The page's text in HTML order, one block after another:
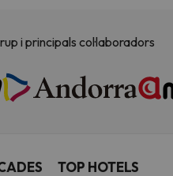
i principals col·laboradors
TOP HOTELS